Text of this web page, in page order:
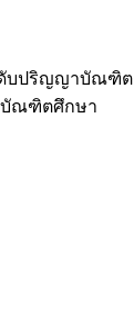
ดับปริญญาบัณฑิต
บัณฑิตศึกษา